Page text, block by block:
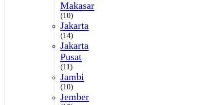
Makasar
(10)
Jakarta
(14)
Jakarta
Pusat
(11)
Jambi
(10)
Jember